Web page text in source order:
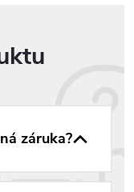
záruka?